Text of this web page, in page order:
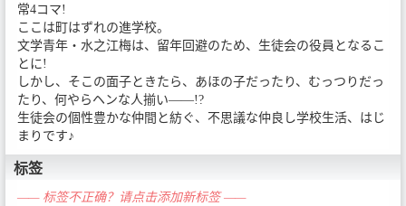
常4コマ!
ここは町はずれの進学校。
文学青年・水之江梅は、留年回避のため、生徒会の役員となるこ
とに!
しかし、そこの面子ときたら、あほの子だったり、むっつりだっ
たり、何やらヘンな人揃い――!?
生徒会の個性豊かな仲間と紡ぐ、不思議な仲良し学校生活、はじ
まりです♪
标签
—— 标签不正确？请点击添加新标签 ——